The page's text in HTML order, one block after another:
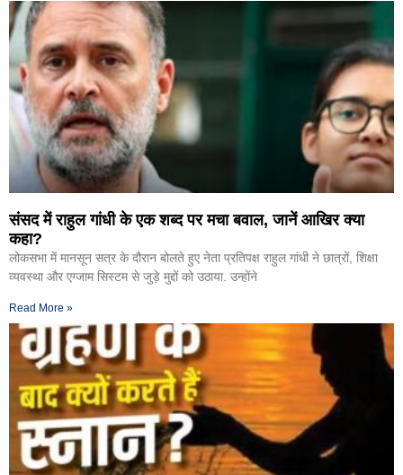
संसद में राहुल गांधी के एक शब्द पर मचा बवाल, जानें आखिर क्या
कहा?
लोकसभा में मानसून सत्र के दौरान बोलते हुए नेता प्रतिपक्ष राहुल गांधी ने छात्रों, शिक्षा
व्यवस्था और एग्जाम सिस्टम से जुड़े मुद्दों को उठाया. उन्होंने
Read More »